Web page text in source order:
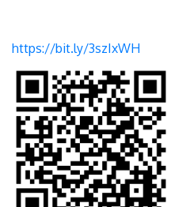
https://bit.ly/3szIxWH